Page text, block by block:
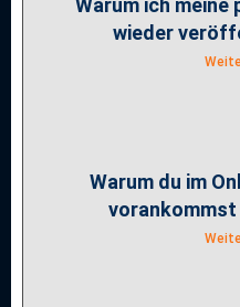
Warum ich meine
wieder
Warum du im
vorankommst